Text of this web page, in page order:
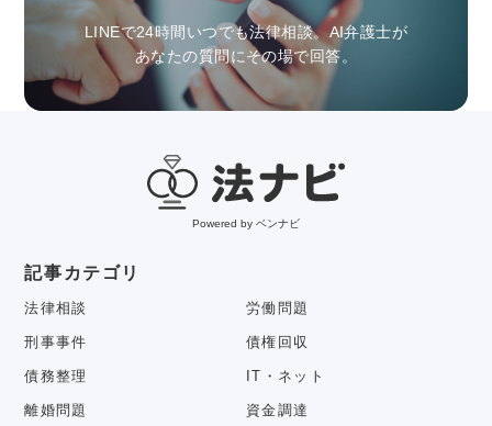
LINEで24時間いつでも法律相談。AI弁護士が
あなたの質問にその場で回答。
Powered by ベンナビ
記事カテゴリ
法律相談 労働問題
刑事事件 債権回収
債務整理 IT・ネット
離婚問題 資金調達